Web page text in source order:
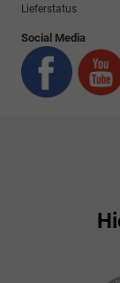
Lieferstatus
Social Media